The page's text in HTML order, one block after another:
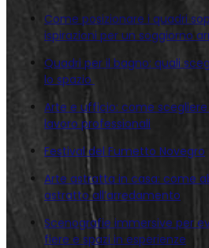
Come posizionare i quadri
ispirazioni per un soggiorno
Quadri per il bagno: quali
lo spazio
Arte e ufficio: come
lavoro professionali
Festival del Fumetto Novegro
Arte astratta in casa: come
astratto all’arredamento
Scenografie immersive per
fiere e spazi in esperienze